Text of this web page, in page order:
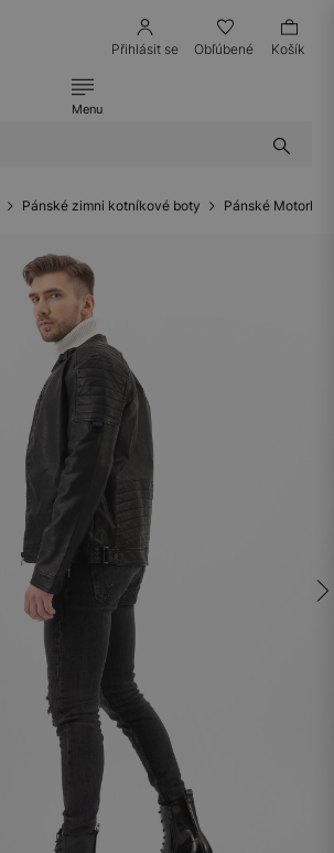
Přihlásit se Obľúbené Košík
Menu
Pánské zimni kotníkové boty Pánské